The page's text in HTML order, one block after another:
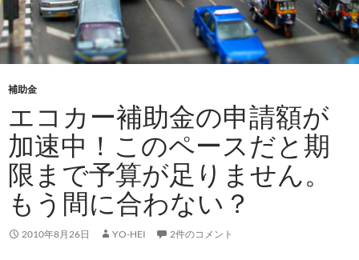
補助金
エコカー補助金の申請額が
加速中！このペースだと期
限まで予算が足りません。
もう間に合わない？
2010年8月26日 YO-HEI 2件のコメント